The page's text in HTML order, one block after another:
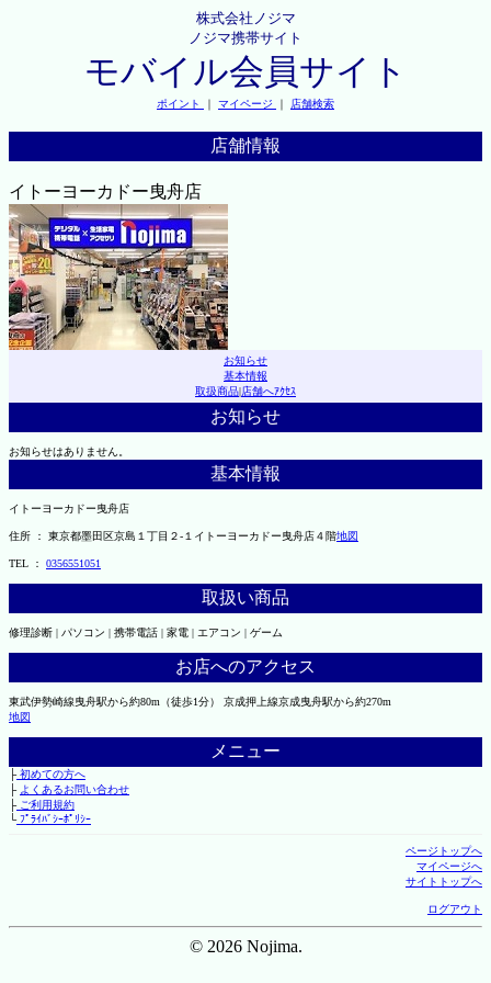
株式会社ノジマ
ノジマ携帯サイト
モバイル会員サイト
ポイント ｜ マイページ ｜ 店舗検索
店舗情報
イトーヨーカドー曳舟店
お知らせ
基本情報
取扱商品|店舗へｱｸｾｽ
お知らせ
お知らせはありません。
基本情報
イトーヨーカドー曳舟店
住所 ： 東京都墨田区京島１丁目２-１イトーヨーカドー曳舟店４階地図
TEL ： 0356551051
取扱い商品
修理診断 | パソコン | 携帯電話 | 家電 | エアコン | ゲーム
お店へのアクセス
東武伊勢崎線曳舟駅から約80m（徒歩1分） 京成押上線京成曳舟駅から約270m
地図
メニュー
├初めての方へ
├ よくあるお問い合わせ
├ご利用規約
└ﾌﾟﾗｲﾊﾞｼｰﾎﾟﾘｼｰ
ページトップへ
マイページへ
サイトトップへ
ログアウト
© 2026 Nojima.